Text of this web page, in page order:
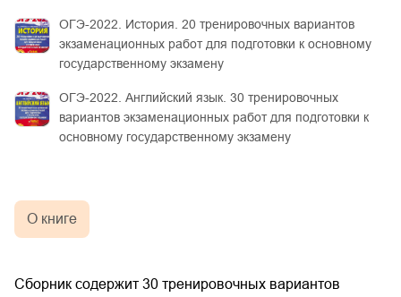
ОГЭ-2022. История. 20 тренировочных вариантов
экзаменационных работ для подготовки к основному
государственному экзамену
ОГЭ-2022. Английский язык. 30 тренировочных
вариантов экзаменационных работ для подготовки к
основному государственному экзамену
О книге
Сборник содержит 30 тренировочных вариантов